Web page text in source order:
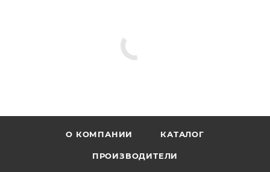
О КОМПАНИИ КАТАЛОГ
ПРОИЗВОДИТЕЛИ